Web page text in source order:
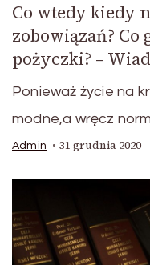
Co wtedy kiedy
zobowiązań?
pożyczki? –
Ponieważ życie na
modne,a wręcz
Admin 31 grudnia 2020